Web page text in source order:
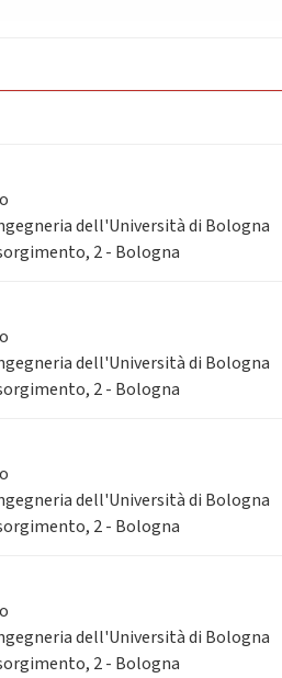
dell'Università di Bologna
2 - Bologna
dell'Università di Bologna
2 - Bologna
dell'Università di Bologna
2 - Bologna
dell'Università di Bologna
2 - Bologna